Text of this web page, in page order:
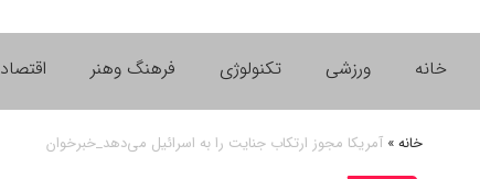
خانه ورزشی تکنولوژی فرهنگ وهنر اقتصاد
خانه» آمریکا مجوز ارتکاب جنایت را به اسرائیل می‌دهد_خبرخوان